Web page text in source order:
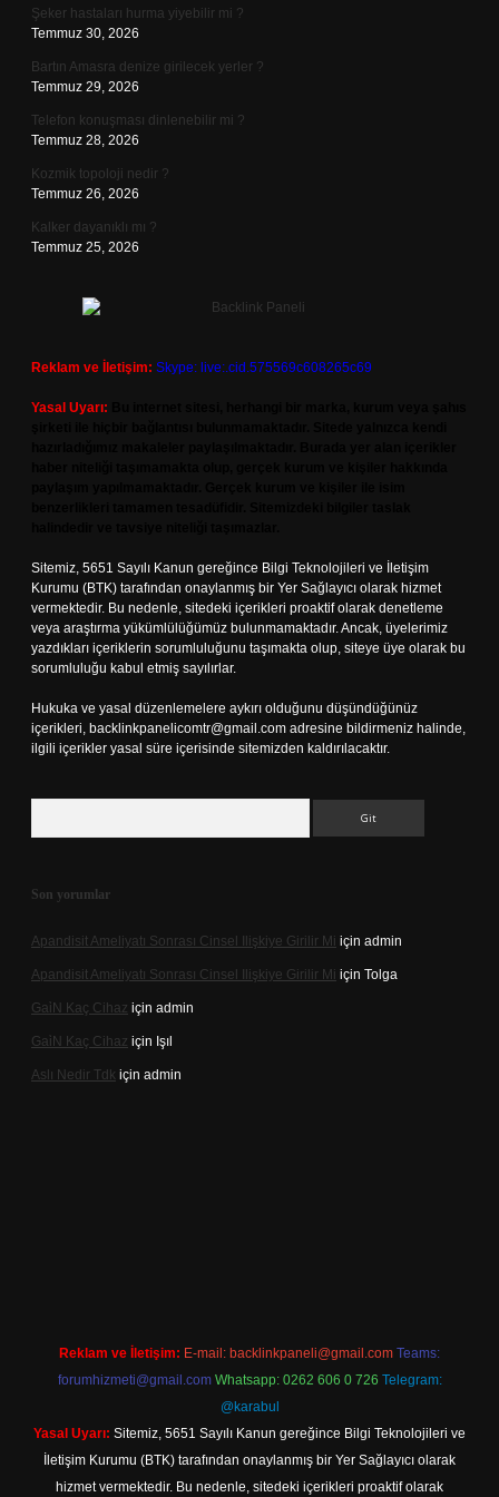
Şeker hastaları hurma yiyebilir mi ?
Temmuz 30, 2026
Bartın Amasra denize girilecek yerler ?
Temmuz 29, 2026
Telefon konuşması dinlenebilir mi ?
Temmuz 28, 2026
Kozmik topoloji nedir ?
Temmuz 26, 2026
Kalker dayanıklı mı ?
Temmuz 25, 2026
Reklam ve İletişim: Skype: live:.cid.575569c608265c69
Yasal Uyarı:
Sitemiz, 5651 Sayılı Kanun gereğince Bilgi Teknolojileri ve İletişim
Kurumu (BTK) tarafından onaylanmış bir Yer Sağlayıcı olarak hizmet
vermektedir. Bu nedenle, sitedeki içerikleri proaktif olarak denetleme
veya araştırma yükümlülüğümüz bulunmamaktadır. Ancak, üyelerimiz
yazdıkları içeriklerin sorumluluğunu taşımakta olup, siteye üye olarak bu
sorumluluğu kabul etmiş sayılırlar.
Hukuka ve yasal düzenlemelere aykırı olduğunu düşündüğünüz
içerikleri, backlinkpanelicomtr@gmail.com adresine bildirmeniz halinde,
ilgili içerikler yasal süre içerisinde sitemizden kaldırılacaktır.
Son yorumlar
Apandisit Ameliyatı Sonrası Cinsel Ilişkiye Girilir Mi için admin
Apandisit Ameliyatı Sonrası Cinsel Ilişkiye Girilir Mi için Tolga
Gai̇N Kaç Cihaz için admin
Gai̇N Kaç Cihaz için Işıl
Aslı Nedir Tdk için admin
Reklam ve İletişim: E-mail: backlinkpaneli@gmail.com Teams:
forumhizmeti@gmail.com Whatsapp: 0262 606 0 726 Telegram:
@karabul
Yasal Uyarı: Sitemiz, 5651 Sayılı Kanun gereğince Bilgi Teknolojileri ve
İletişim Kurumu (BTK) tarafından onaylanmış bir Yer Sağlayıcı olarak
hizmet vermektedir. Bu nedenle, sitedeki içerikleri proaktif olarak